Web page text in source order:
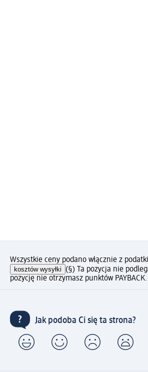
Wszystkie ceny podano włącznie z
kosztów wysyłki (§) Ta pozycja nie
pozycję nie otrzymasz punktów PAYBACK.
Jak podoba Ci się ta strona?